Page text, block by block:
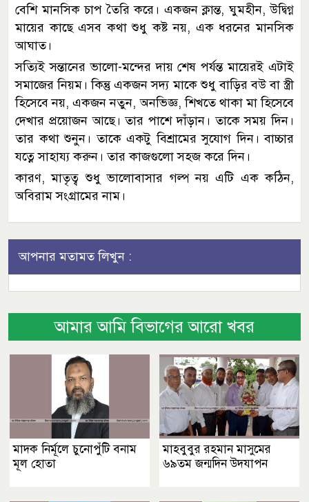
বেশি মানসিক চাপ তৈরি করে। একজন ক্লান্ত, ঘুমহীন, উদ্বিগ্ন
মায়ের কাছে এসব কথা শুধু কষ্ট নয়, এক ধরনের মানসিক
আঘাত।
সত্যিই সন্তানের ভালো-মন্দের দায় শেষ পর্যন্ত মায়েরই এটাই
সমাজের নিয়ম। কিন্তু একজন সদ্য মাকে শুধু বাড়ির বউ বা স্ত্রী
হিসেবে নয়, একজন নতুন, অনভিজ্ঞ, শিখতে থাকা মা হিসেবে
দেখার প্রয়োজন আছে। তার পাশে দাঁড়ান। তাকে সময় দিন।
তার কথা শুনুন। তাকে একটু বিশ্রামের সুযোগ দিন। বাচ্চার
যত্নে সাহায্য করুন। তার কাজগুলো সহজ করে দিন।
কারণ, মাতৃত্ব শুধু ভালোবাসার গল্প নয় এটি এক কঠিন,
অবিরাম সংগ্রামের নাম।
আপনার মতামত লিখুন :
আমার আমি বিভাগের আরো খবর
মাদক নির্মূলে চুনোপুঁটি বনাম
মূল হোতা
মাহবুবুর রহমান মাসুমের
৬৯তম জন্মদিন উদযাপন